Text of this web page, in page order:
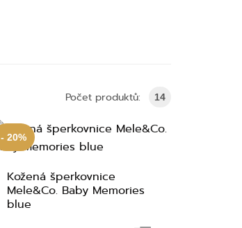
Počet produktů: 14
- 20%
Kožená šperkovnice
Mele&Co. Baby Memories
blue